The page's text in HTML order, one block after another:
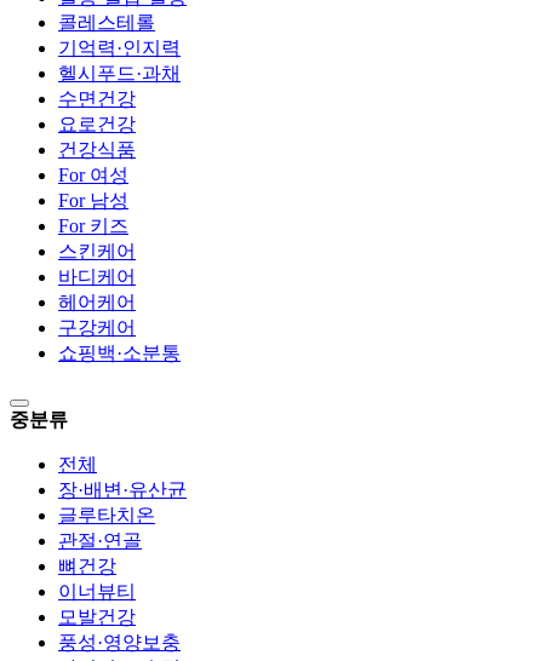
콜레스테롤
기억력·인지력
헬시푸드·과채
수면건강
요로건강
건강식품
For 여성
For 남성
For 키즈
스킨케어
바디케어
헤어케어
구강케어
쇼핑백·소분통
중분류
전체
장·배변·유산균
글루타치온
관절·연골
뼈건강
이너뷰티
모발건강
풍성·영양보충